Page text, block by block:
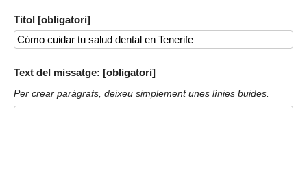
Titol [obligatori]
Text del missatge: [obligatori]
Per crear paràgrafs, deixeu simplement unes línies buides.